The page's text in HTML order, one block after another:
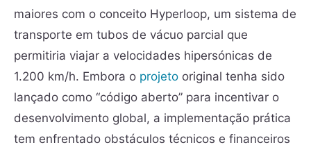
maiores com o conceito Hyperloop, um sistema de
transporte em tubos de vácuo parcial que
permitiria viajar a velocidades hipersónicas de
1.200 km/h. Embora o projeto original tenha sido
lançado como “código aberto” para incentivar o
desenvolvimento global, a implementação prática
tem enfrentado obstáculos técnicos e financeiros